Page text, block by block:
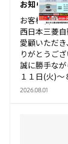
お知らせ
お客様各位
西日本三菱
愛顧いただ
りがとうござ
誠に勝手な
１１日(火)～
日(日)は夏季
2026.08.01